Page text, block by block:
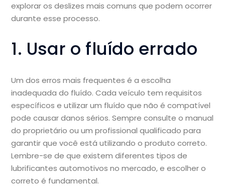
explorar os deslizes mais comuns que podem ocorrer
durante esse processo.
1. Usar o fluído errado
Um dos erros mais frequentes é a escolha
inadequada do fluído. Cada veículo tem requisitos
específicos e utilizar um fluído que não é compatível
pode causar danos sérios. Sempre consulte o manual
do proprietário ou um profissional qualificado para
garantir que você está utilizando o produto correto.
Lembre-se de que existem diferentes tipos de
lubrificantes automotivos no mercado, e escolher o
correto é fundamental.